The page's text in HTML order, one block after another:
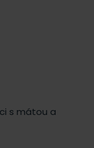
s mátou a